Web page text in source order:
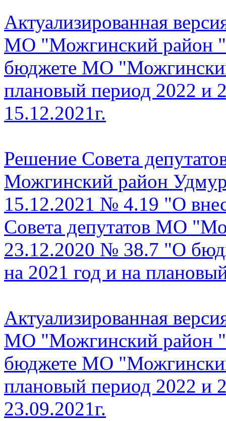
Актуализированная
МО "Можгинский район
бюджете МО
плановый период 2022 и
15.12.2021г.
Решение Совета
Можгинский район
15.12.2021 № 4.19 "О
Совета депутатов МО
23.12.2020 № 38.7 "О
на 2021 год и на
Актуализированная
МО "Можгинский район
бюджете МО
плановый период 2022 и
23.09.2021г.